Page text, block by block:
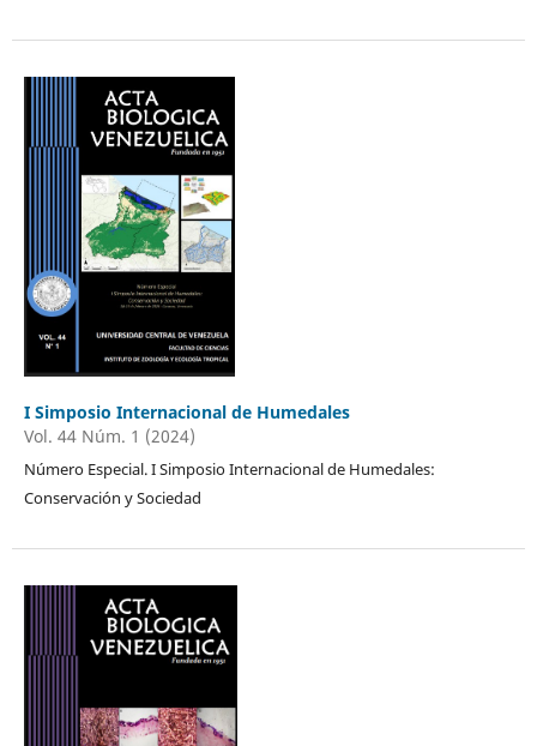
I Simposio Internacional de Humedales
Vol. 44 Núm. 1 (2024)
Número Especial. I Simposio Internacional de Humedales:
Conservación y Sociedad